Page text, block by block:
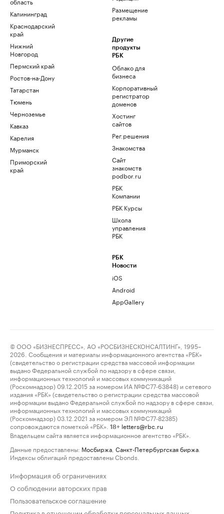
Калининград
Краснодарский
край
Нижний
Новгород
Пермский край
Ростов-на-Дону
Татарстан
Тюмень
Черноземье
Кавказ
Карелия
Мурманск
Приморский
край
Размещение
рекламы
Другие
продукты
РБК
Облако для
бизнеса
Корпоративный
регистратор
доменов
Хостинг
сайтов
Рег.решения
Знакомства
Сайт
знакомств
podbor.ru
РБК
Компании
РБК Курсы
Школа
управления
РБК
РБК
Новости
iOS
Android
AppGallery
© ООО «БИЗНЕСПРЕСС», АО «РОСБИЗНЕСКОНСАЛТИНГ», 1995–
2026. Сообщения и материалы информационного агентства «РБК»
(свидетельство о регистрации средства массовой информации
выдано Федеральной службой по надзору в сфере связи,
информационных технологий и массовых коммуникаций
(Роскомнадзор) 09.12.2015 за номером ИА №ФС77-63848) и сетевого
издания «РБК» (свидетельство о регистрации средства массовой
информации выдано Федеральной службой по надзору в сфере связи,
информационных технологий и массовых коммуникаций
(Роскомнадзор) 03.12.2021 за номером ЭЛ №ФС77-82385)
сопровождаются пометкой «РБК».
18+ letters@rbc.ru
Владельцем сайта является информационное агентство «РБК».
Данные предоставлены: Мосбиржа Санкт-Петербургская биржа
Индексы облигаций предоставлены Cbonds.
Информация об ограничениях
О соблюдении авторских прав
Пользовательское соглашение